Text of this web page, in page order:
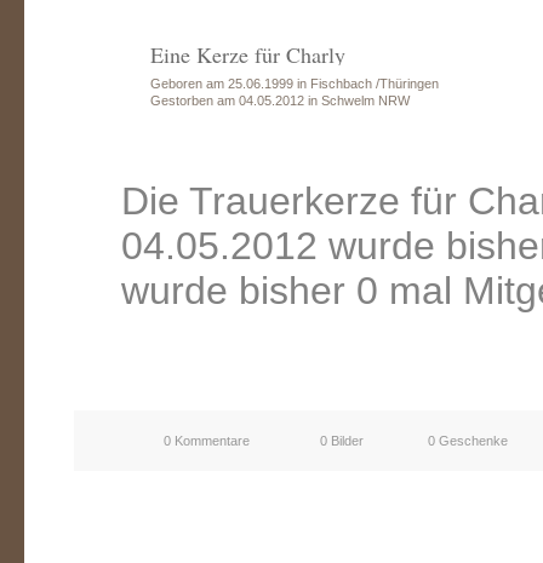
Eine Kerze für Charly
Geboren am 25.06.1999 in Fischbach /Thüringen
Gestorben am 04.05.2012 in Schwelm NRW
Die Trauerkerze für
04.05.2012 wurde
wurde bisher 0 mal
0 Kommentare 0 Bilder 0 Geschenke